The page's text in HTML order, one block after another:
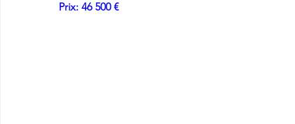
Prix: 46 500 €